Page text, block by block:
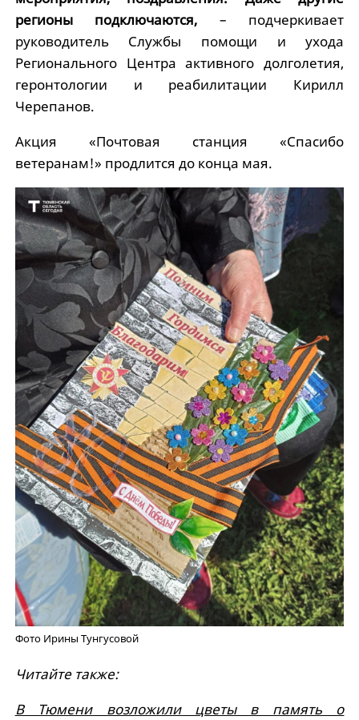
регионы подключаются, – подчеркивает
руководитель Службы помощи и ухода
Регионального Центра активного долголетия,
геронтологии и реабилитации Кирилл
Черепанов.
Акция «Почтовая станция «Спасибо
ветеранам!» продлится до конца мая.
Фото Ирины Тунгусовой
Читайте также:
В Тюмени возложили цветы в память о